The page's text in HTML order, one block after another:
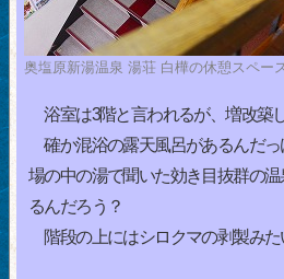
奥塩原新湯温泉 湯荘 白樺の休憩スペー
浴室は3階と言われるが、増改築
確か混浴の露天風呂があるんだ
場の中の湯で聞いた効き目抜群の
るんだろう？
階段の上にはシロクマの剥製みた